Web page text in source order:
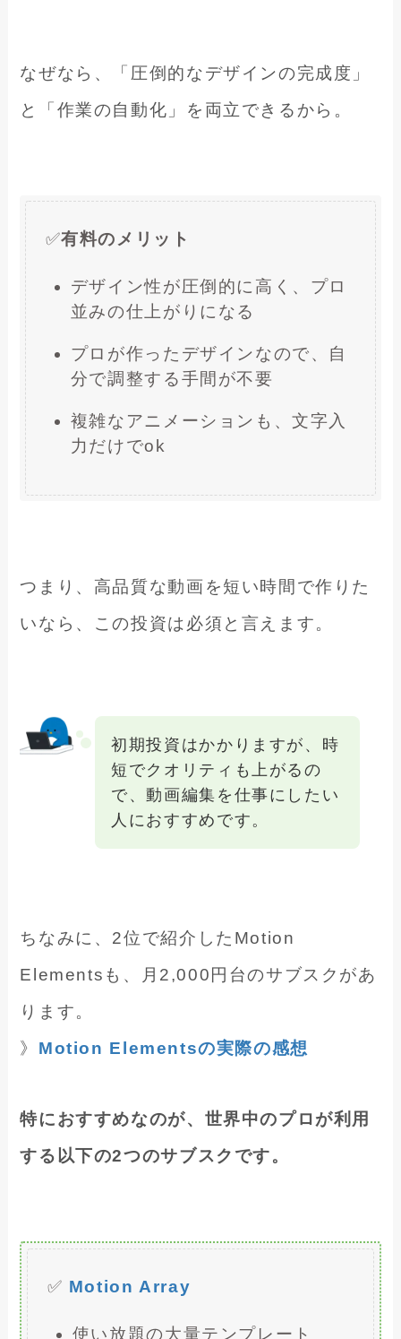
なぜなら、「圧倒的なデザインの完成度」
と「作業の自動化」を両立できるから。
✅有料のメリット
デザイン性が圧倒的に高く、プロ
並みの仕上がりになる
プロが作ったデザインなので、自
分で調整する手間が不要
複雑なアニメーションも、文字入
力だけでok
つまり、高品質な動画を短い時間で作りた
いなら、この投資は必須と言えます。
初期投資はかかりますが、時
短でクオリティも上がるの
で、動画編集を仕事にしたい
人におすすめです。
ちなみに、2位で紹介したMotion
Elementsも、月2,000円台のサブスクがあ
ります。
》 Motion Elementsの実際の感想
特におすすめなのが、世界中のプロが利用
する以下の2つのサブスクです。
✅ Motion Array
使い放題の大量テンプレート